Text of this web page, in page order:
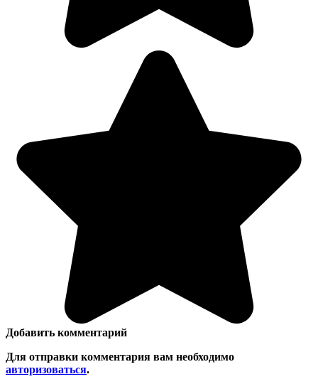
Добавить комментарий
Для отправки комментария вам необходимо
авторизоваться.